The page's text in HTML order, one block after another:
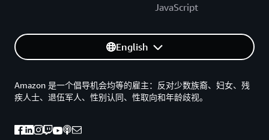
JavaScript
English
Amazon 是一个倡导机会均等的雇主：反对少数族裔、妇女、残
疾人士、退伍军人、性别认同、性取向和年龄歧视。